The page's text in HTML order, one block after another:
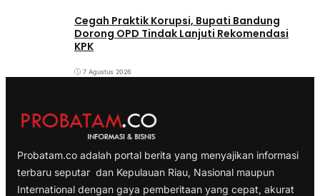
Cegah Praktik Korupsi, Bupati Bandung
Dorong OPD Tindak Lanjuti Rekomendasi
KPK
7 Agustus 2026
Probatam.co adalah portal berita yang menyajikan informasi
terbaru seputar dan Kepulauan Riau, Nasional maupun
International dengan gaya pemberitaan yang cepat, akurat